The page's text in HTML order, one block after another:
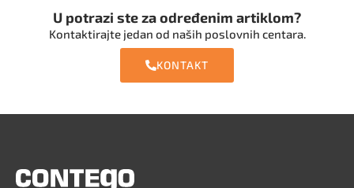
U potrazi ste za određenim artiklom?
Kontaktirajte jedan od naših poslovnih centara.
KONTAKT